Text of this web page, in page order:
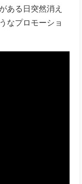
ある日突然消え
なプロモーショ